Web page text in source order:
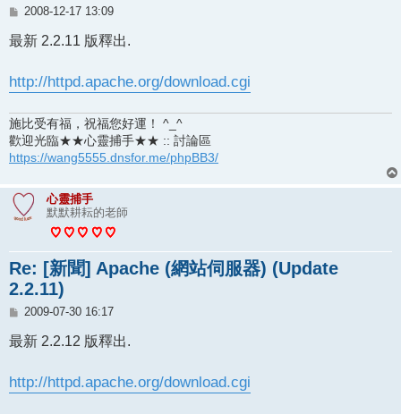
文
2008-12-17 13:09
最新 2.2.11 版釋出.
http://httpd.apache.org/download.cgi
施比受有福，祝福您好運！ ^_^
歡迎光臨★★心靈捕手★★ :: 討論區
https://wang5555.dnsfor.me/phpBB3/
心靈捕手
默默耕耘的老師
Re: [新聞] Apache (網站伺服器) (Update
2.2.11)
文
2009-07-30 16:17
最新 2.2.12 版釋出.
http://httpd.apache.org/download.cgi